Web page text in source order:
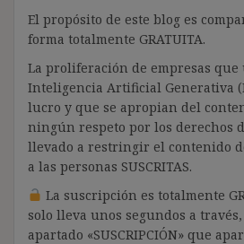
El propósito de este blog es
forma totalmente GRATUITA.
La proliferación de empresas
Inteligencia Artificial Generativa
lucro y que se apropian del
ningún respeto por los derechos
llevado a restringir el contenido
a las personas SUSCRITAS.
La suscripción es totalmente
solo lleva unos segundos a
apartado «SUSCRIPCIÓN» que